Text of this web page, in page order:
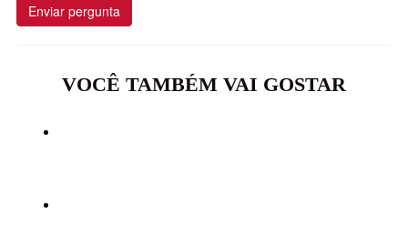
Enviar pergunta
VOCÊ TAMBÉM VAI GOSTAR